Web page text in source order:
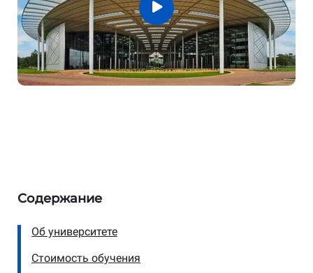
Содержание
Об университете
Стоимость обучения